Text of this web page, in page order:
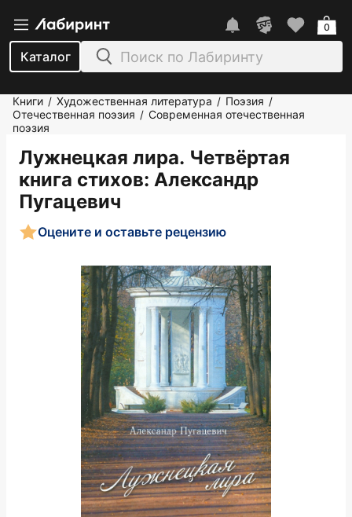
Каталог
0
Книги / Художественная литература / Поэзия /
Отечественная поэзия / Современная отечественная
поэзия
Лужнецкая лира. Четвёртая
книга стихов: Александр
Пугацевич
Оцените и оставьте рецензию